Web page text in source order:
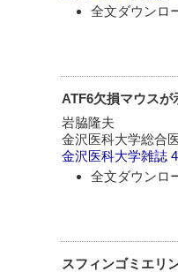
全文ダウンロ
ATF6欠損マウスが
岩脇隆夫
金沢医科大学総合
金沢医科大学雑誌
全文ダウンロ
スフィンゴミエリ